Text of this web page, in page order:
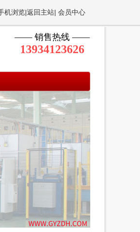
返回主站| 会员中心
机浏览|
—— 销售热线 ——
13934123626